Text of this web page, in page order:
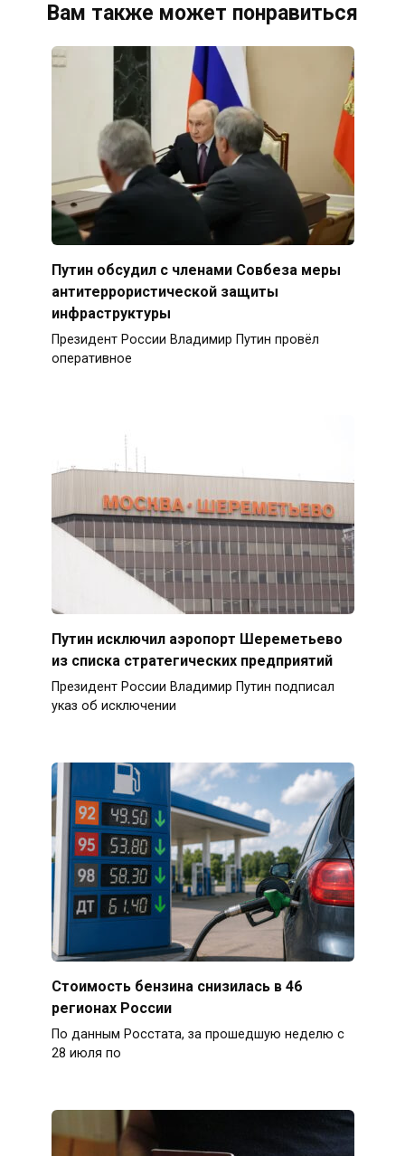
Вам также может понравиться
Путин обсудил с членами Совбеза меры
антитеррористической защиты
инфраструктуры
Президент России Владимир Путин провёл
оперативное
Путин исключил аэропорт Шереметьево
из списка стратегических предприятий
Президент России Владимир Путин подписал
указ об исключении
Стоимость бензина снизилась в 46
регионах России
По данным Росстата, за прошедшую неделю с
28 июля по